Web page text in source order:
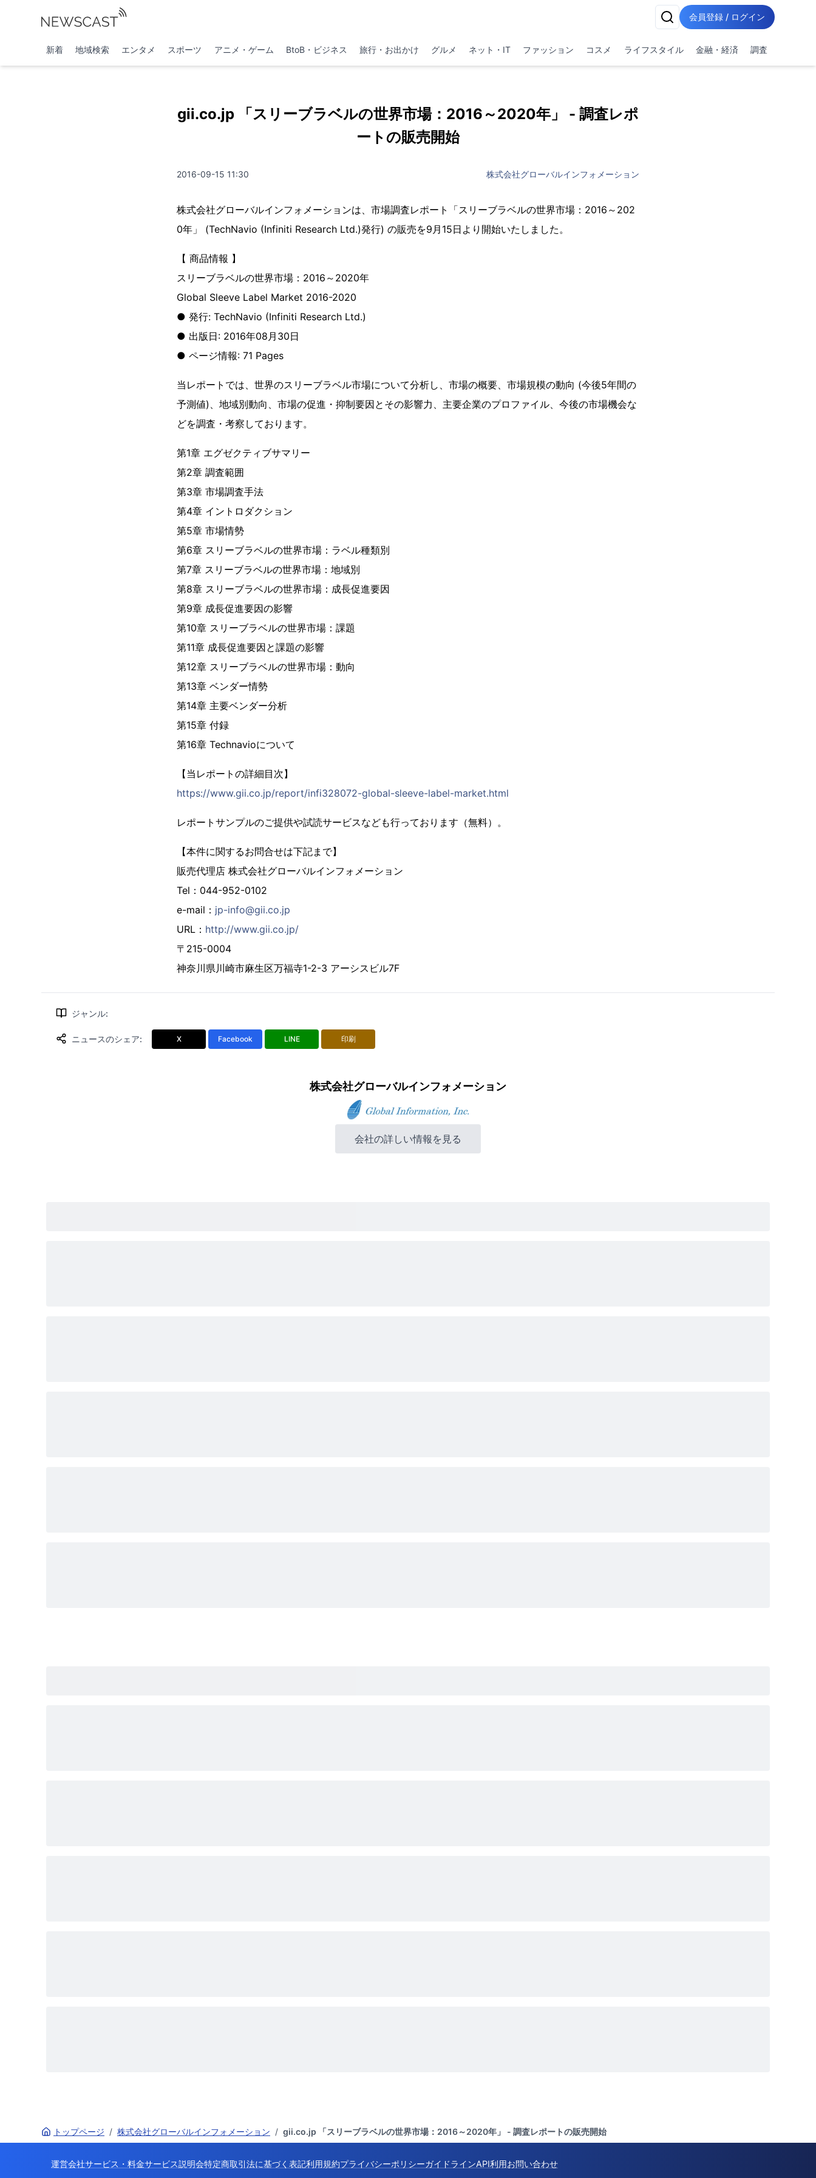
会員登録 / ログイン
新着 地域検索 エンタメ スポーツ アニメ・ゲーム BtoB・ビジネス 旅行・お出かけ グルメ ネット・IT ファッション コスメ ライフスタイル 金融・経済 調査
gii.co.jp 「スリーブラベルの世界市場：2016～2020年」 - 調査レポ
ートの販売開始
2016-09-15 11:30 株式会社グローバルインフォメーション
株式会社グローバルインフォメーションは、市場調査レポート「スリーブラベルの世界市場：2016～202
0年」 (TechNavio (Infiniti Research Ltd.)発行) の販売を9月15日より開始いたしました。
【 商品情報 】
スリーブラベルの世界市場：2016～2020年
Global Sleeve Label Market 2016-2020
● 発行: TechNavio (Infiniti Research Ltd.)
● 出版日: 2016年08月30日
● ページ情報: 71 Pages
当レポートでは、世界のスリーブラベル市場について分析し、市場の概要、市場規模の動向 (今後5年間の
予測値)、地域別動向、市場の促進・抑制要因とその影響力、主要企業のプロファイル、今後の市場機会な
どを調査・考察しております。
第1章 エグゼクティブサマリー
第2章 調査範囲
第3章 市場調査手法
第4章 イントロダクション
第5章 市場情勢
第6章 スリーブラベルの世界市場：ラベル種類別
第7章 スリーブラベルの世界市場：地域別
第8章 スリーブラベルの世界市場：成長促進要因
第9章 成長促進要因の影響
第10章 スリーブラベルの世界市場：課題
第11章 成長促進要因と課題の影響
第12章 スリーブラベルの世界市場：動向
第13章 ベンダー情勢
第14章 主要ベンダー分析
第15章 付録
第16章 Technavioについて
【当レポートの詳細目次】
https://www.gii.co.jp/report/infi328072-global-sleeve-label-market.html
レポートサンプルのご提供や試読サービスなども行っております（無料）。
【本件に関するお問合せは下記まで】
販売代理店 株式会社グローバルインフォメーション
Tel：044-952-0102
e-mail： jp-info@gii.co.jp
URL： http://www.gii.co.jp/
〒215-0004
神奈川県川崎市麻生区万福寺1-2-3 アーシスビル7F
ジャンル:
ニュースのシェア: X Facebook LINE 印刷
株式会社グローバルインフォメーション
会社の詳しい情報を見る
トップページ / 株式会社グローバルインフォメーション / gii.co.jp 「スリーブラベルの世界市場：2016～2020年」 - 調査レポートの販売開始
運営会社サービス・料金サービス説明会特定商取引法に基づく表記利用規約プライバシーポリシーガイドラインAPI利用お問い合わせ